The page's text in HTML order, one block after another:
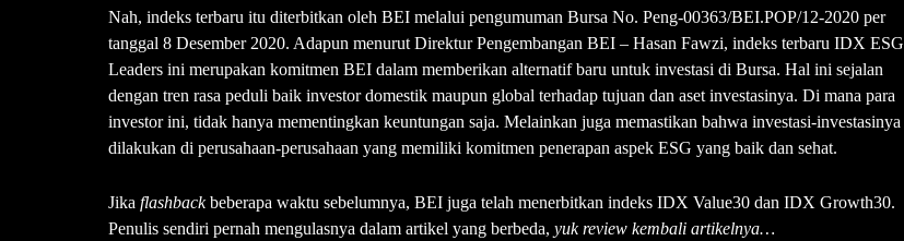
Nah, indeks terbaru itu diterbitkan oleh BEI melalui pengumuman Bursa No. Peng-00363/BEI.POP/12-2020 per
tanggal 8 Desember 2020. Adapun menurut Direktur Pengembangan BEI – Hasan Fawzi, indeks terbaru IDX ESG
Leaders ini merupakan komitmen BEI dalam memberikan alternatif baru untuk investasi di Bursa. Hal ini sejalan
dengan tren rasa peduli baik investor domestik maupun global terhadap tujuan dan aset investasinya. Di mana para
investor ini, tidak hanya mementingkan keuntungan saja. Melainkan juga memastikan bahwa investasi-investasinya
dilakukan di perusahaan-perusahaan yang memiliki komitmen penerapan aspek ESG yang baik dan sehat.
Jika flashbackbeberapa waktu sebelumnya, BEI juga telah menerbitkan indeks IDX Value30 dan IDX Growth30.
Penulis sendiri pernah mengulasnya dalam artikel yang berbeda, yuk review kembali artikelnya…